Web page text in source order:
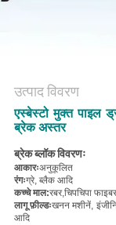
उत्पाद विवरण
एस्बेस्टो मुक्त पाइल
ब्रेक अस्तर
ब्रेक ब्लॉक विवरणः
आकारःअनुकूलित
रंगःग्रे, ब्लैक आदि
कच्चे माल:रबर,चिपचिपा
लागू फ़ील्डःखनन मशीनें,
आदि